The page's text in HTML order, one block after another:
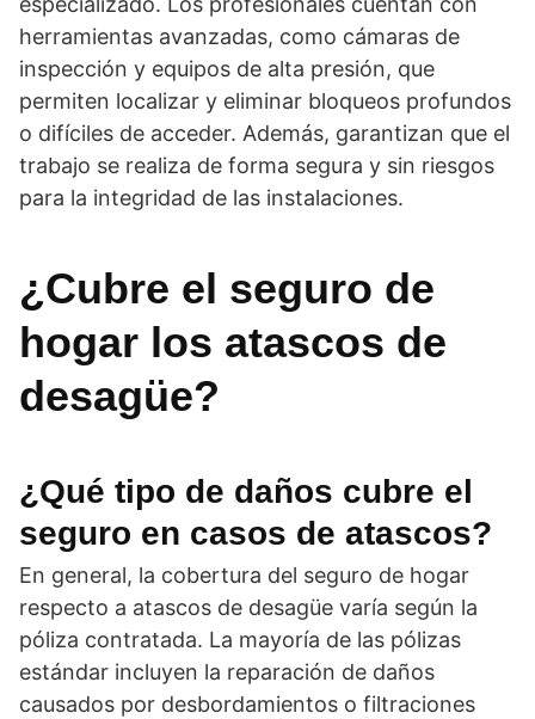
herramientas avanzadas, como cámaras de
inspección y equipos de alta presión, que
permiten localizar y eliminar bloqueos profundos
o difíciles de acceder. Además, garantizan que el
trabajo se realiza de forma segura y sin riesgos
para la integridad de las instalaciones.
¿Cubre el seguro de
hogar los atascos de
desagüe?
¿Qué tipo de daños cubre el
seguro en casos de atascos?
En general, la cobertura del seguro de hogar
respecto a atascos de desagüe varía según la
póliza contratada. La mayoría de las pólizas
estándar incluyen la reparación de daños
causados por desbordamientos o filtraciones